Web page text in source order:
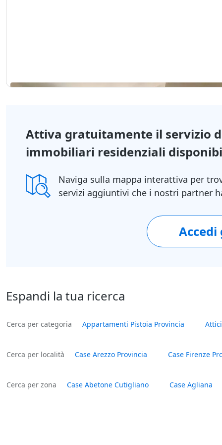
Attiva gratuitamente il servizio
immobiliari residenziali
Naviga sulla mappa interattiva per
servizi aggiuntivi che i nostri partner
Espandi la tua ricerca
Cerca per categoria Appartamenti Pistoia Provincia
Cerca per località Case Arezzo Provincia Case Firenze
Cerca per zona Case Abetone Cutigliano Case Agliana